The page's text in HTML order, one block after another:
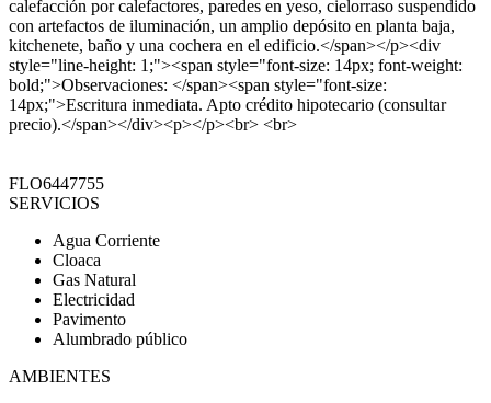
calefacción por calefactores, paredes en yeso, cielorraso suspendido
con artefactos de iluminación, un amplio depósito en planta baja,
kitchenete, baño y una cochera en el edificio.</span></p><div
style="line-height: 1;"><span style="font-size: 14px; font-weight:
bold;">Observaciones: </span><span style="font-size:
14px;">Escritura inmediata. Apto crédito hipotecario (consultar
precio).</span></div><p></p><br> <br>
FLO6447755
SERVICIOS
Agua Corriente
Cloaca
Gas Natural
Electricidad
Pavimento
Alumbrado público
AMBIENTES